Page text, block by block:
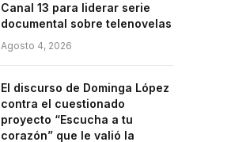
Canal 13 para liderar serie
documental sobre telenovelas
Agosto 4, 2026
El discurso de Dominga López
contra el cuestionado
proyecto “Escucha a tu
corazón” que le valió la